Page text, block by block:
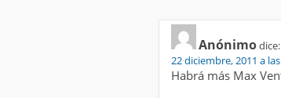
Anónimodice:
22 diciembre, 2011 a
Habrá más Max